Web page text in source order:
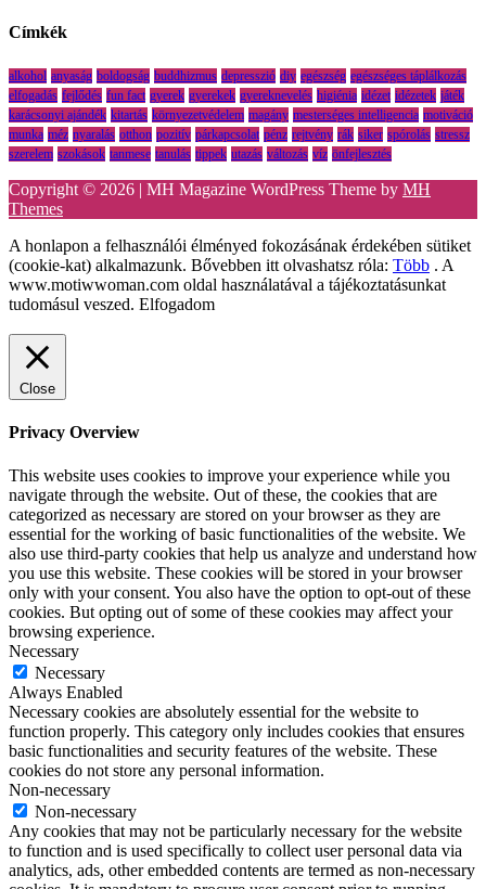
Címkék
alkohol anyaság boldogság buddhizmus depresszió diy egészség egészséges táplálkozás
elfogadás fejlődés fun fact gyerek gyerekek gyereknevelés higiénia idézet idézetek játék
karácsonyi ajándék kitartás környezetvédelem magány mesterséges intelligencia motiváció
munka méz nyaralás otthon pozitív párkapcsolat pénz rejtvény rák siker spórolás stressz
szerelem szokások tanmese tanulás tippek utazás változás víz önfejlesztés
Copyright © 2026 | MH Magazine WordPress Theme by MH
Themes
A honlapon a felhasználói élményed fokozásának érdekében sütiket
(cookie-kat) alkalmazunk. Bővebben itt olvashatsz róla: Több . A
www.motiwwoman.com oldal használatával a tájékoztatásunkat
tudomásul veszed. Elfogadom
Close
Privacy Overview
This website uses cookies to improve your experience while you
navigate through the website. Out of these, the cookies that are
categorized as necessary are stored on your browser as they are
essential for the working of basic functionalities of the website. We
also use third-party cookies that help us analyze and understand how
you use this website. These cookies will be stored in your browser
only with your consent. You also have the option to opt-out of these
cookies. But opting out of some of these cookies may affect your
browsing experience.
Necessary
Necessary
Always Enabled
Necessary cookies are absolutely essential for the website to
function properly. This category only includes cookies that ensures
basic functionalities and security features of the website. These
cookies do not store any personal information.
Non-necessary
Non-necessary
Any cookies that may not be particularly necessary for the website
to function and is used specifically to collect user personal data via
analytics, ads, other embedded contents are termed as non-necessary